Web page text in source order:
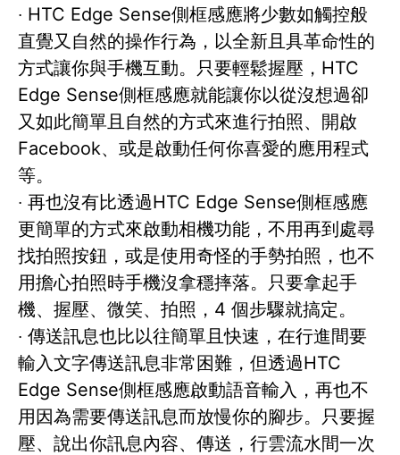
‧ HTC Edge Sense側框感應將少數如觸控般
直覺又自然的操作行為，以全新且具革命性的
方式讓你與手機互動。只要輕鬆握壓，HTC
Edge Sense側框感應就能讓你以從沒想過卻
又如此簡單且自然的方式來進行拍照、開啟
Facebook、或是啟動任何你喜愛的應用程式
等。
‧ 再也沒有比透過HTC Edge Sense側框感應
更簡單的方式來啟動相機功能，不用再到處尋
找拍照按鈕，或是使用奇怪的手勢拍照，也不
用擔心拍照時手機沒拿穩摔落。只要拿起手
機、握壓、微笑、拍照，4 個步驟就搞定。
‧ 傳送訊息也比以往簡單且快速，在行進間要
輸入文字傳送訊息非常困難，但透過HTC
Edge Sense側框感應啟動語音輸入，再也不
用因為需要傳送訊息而放慢你的腳步。只要握
壓、說出你訊息內容、傳送，行雲流水間一次